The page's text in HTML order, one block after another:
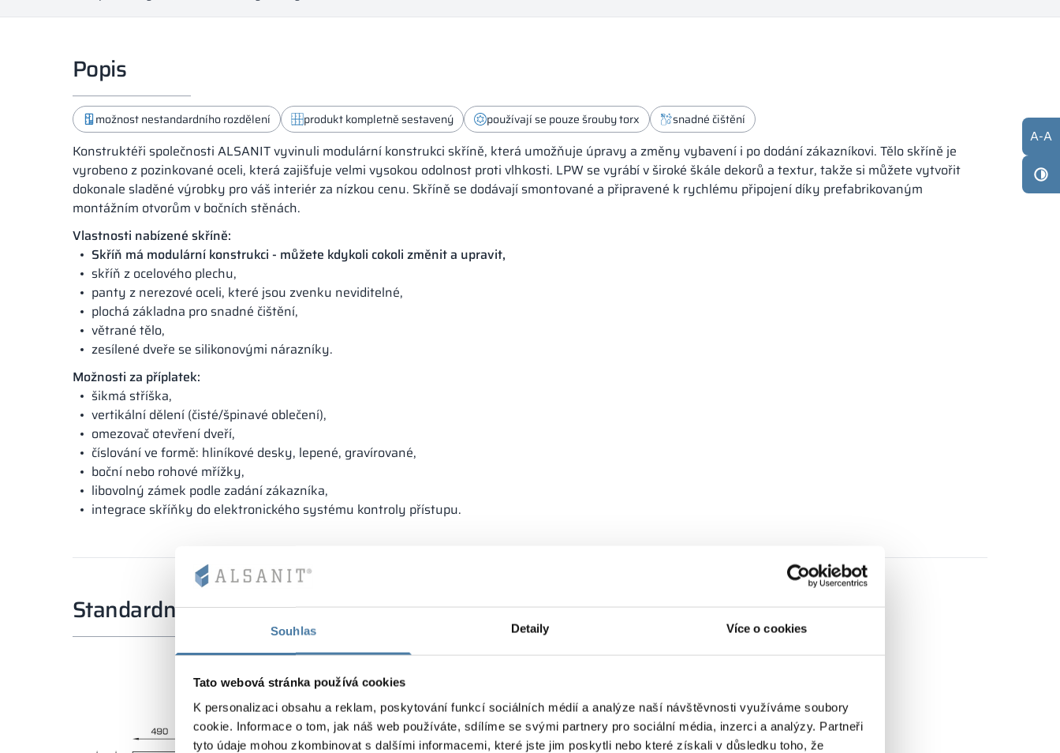
Souhlas Detaily Více o cookies
Tato webová stránka používá cookies
K personalizaci obsahu a reklam, poskytování funkcí sociálních médií a analýze naší návštěvnosti využíváme soubory
cookie. Informace o tom, jak náš web používáte, sdílíme se svými partnery pro sociální média, inzerci a analýzy. Partneři
tyto údaje mohou zkombinovat s dalšími informacemi, které jste jim poskytli nebo které získali v důsledku toho, že
Popis
možnost nestandardního rozdělení produkt kompletně sestavený používají se pouze šrouby torx snadné čištění
Konstruktéři společnosti ALSANIT vyvinuli modulární konstrukci skříně, která umožňuje úpravy a změny vybavení i po dodání zákazníkovi. Tělo skříně je
vyrobeno z pozinkované oceli, která zajišťuje velmi vysokou odolnost proti vlhkosti. LPW se vyrábí v široké škále dekorů a textur, takže si můžete vytvořit
dokonale sladěné výrobky pro váš interiér za nízkou cenu. Skříně se dodávají smontované a připravené k rychlému připojení díky prefabrikovaným
montážním otvorům v bočních stěnách.
Vlastnosti nabízené skříně:
Skříň má modulární konstrukci - můžete kdykoli cokoli změnit a upravit,
skříň z ocelového plechu,
panty z nerezové oceli, které jsou zvenku neviditelné,
plochá základna pro snadné čištění,
větrané tělo,
zesílené dveře se silikonovými nárazníky.
Možnosti za příplatek:
šikmá stříška,
vertikální dělení (čisté/špinavé oblečení),
omezovač otevření dveří,
číslování ve formě: hliníkové desky, lepené, gravírované,
boční nebo rohové mřížky,
libovolný zámek podle zadání zákazníka,
integrace skříňky do elektronického systému kontroly přístupu.
Standardní rozměry
A-A